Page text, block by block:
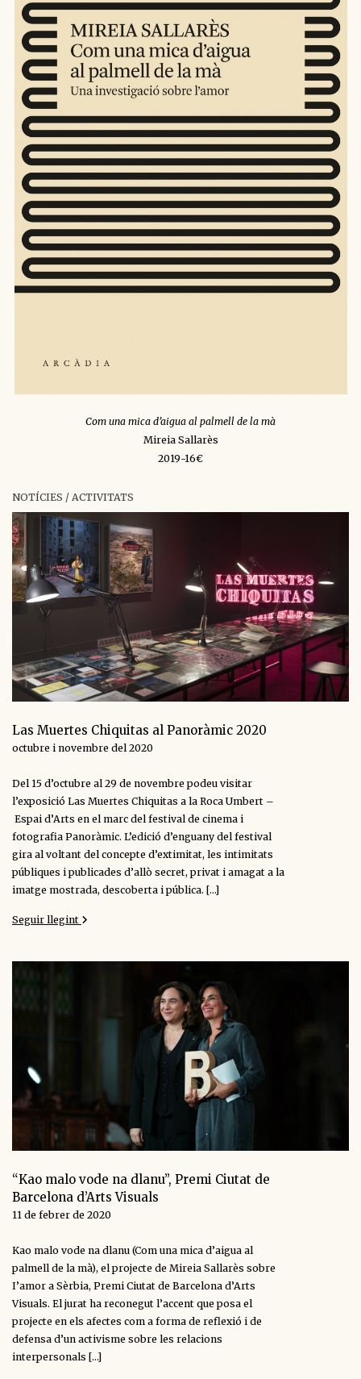
Com una mica d’aigua al palmell de la mà
Mireia Sallarès
2019-16€
NOTÍCIES / ACTIVITATS
Las Muertes Chiquitas al Panoràmic 2020
octubre i novembre del 2020
Del 15 d’octubre al 29 de novembre podeu visitar
l’exposició Las Muertes Chiquitas a la Roca Umbert –
Espai d’Arts en el marc del festival de cinema i
fotografia Panoràmic. L’edició d’enguany del festival
gira al voltant del concepte d’extimitat, les intimitats
públiques i publicades d’allò secret, privat i amagat a la
imatge mostrada, descoberta i pública. […]
Seguir llegint
“Kao malo vode na dlanu”, Premi Ciutat de
Barcelona d’Arts Visuals
11 de febrer de 2020
Kao malo vode na dlanu (Com una mica d’aigua al
palmell de la mà), el projecte de Mireia Sallarès sobre
I’amor a Sèrbia, Premi Ciutat de Barcelona d’Arts
Visuals. El jurat ha reconegut l’accent que posa el
projecte en els afectes com a forma de reflexió i de
defensa d’un activisme sobre les relacions
interpersonals […]